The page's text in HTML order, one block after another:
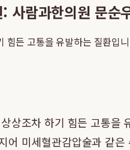
사람과한의원 문순
든 고통을 유발하는 질환입
조차 하기 힘든 고통을
미세혈관감압술과 같